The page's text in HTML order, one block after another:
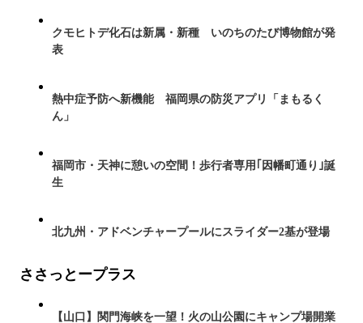
クモヒトデ化石は新属・新種 いのちのたび博物館が発
表
熱中症予防へ新機能 福岡県の防災アプリ「まもるく
ん」
福岡市・天神に憩いの空間！歩行者専用｢因幡町通り｣誕
生
北九州・アドベンチャープールにスライダー2基が登場
ささっとープラス
【山口】関門海峡を一望！火の山公園にキャンプ場開業